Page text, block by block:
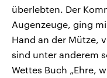
überlebten. Der
Augenzeuge, ging
Hand an der Mütze,
sind unter anderem
Wettes Buch „Ehre,